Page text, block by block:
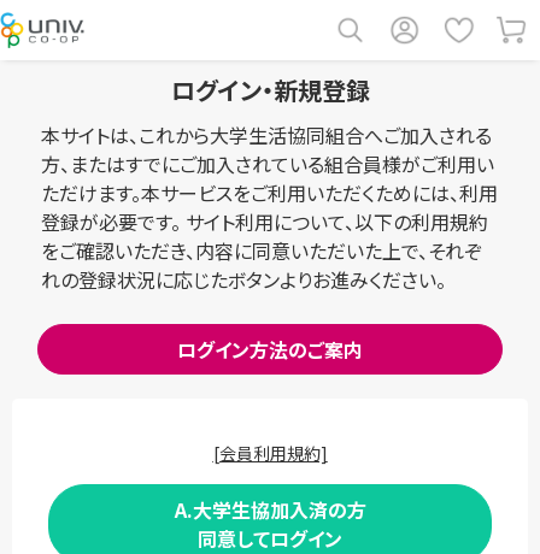
ログイン・新規登録
本サイトは、これから大学生活協同組合へご加入される
方、またはすでにご加入されている組合員様がご利用い
ただけます。本サービスをご利用いただくためには、利用
登録が必要です。 サイト利用について、以下の利用規約
をご確認いただき、内容に同意いただいた上で、それぞ
れの登録状況に応じたボタンよりお進みください。
ログイン方法のご案内
[会員利用規約]
A.大学生協加入済の方
同意してログイン